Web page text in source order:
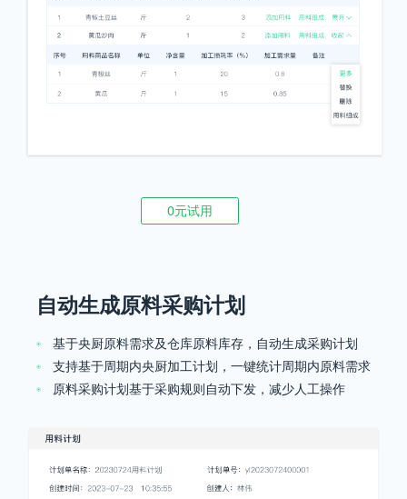
0元试用
自动生成原料采购计划
基于央厨原料需求及仓库原料库存，自动生成采购计划
支持基于周期内央厨加工计划，一键统计周期内原料需求
原料采购计划基于采购规则自动下发，减少人工操作